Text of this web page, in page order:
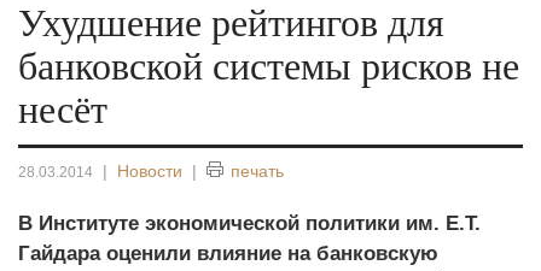
Ухудшение рейтингов для
банковской системы рисков не
несёт
28.03.2014 | Новости | печать
В Институте экономической политики им. Е.Т.
Гайдара оценили влияние на банковскую